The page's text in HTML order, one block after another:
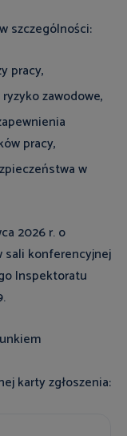
szczególności:
pracy,
zawodowe,
pracy,
w
2026 r. o
sali konferencyjnej
Inspektoratu
karty zgłoszenia: